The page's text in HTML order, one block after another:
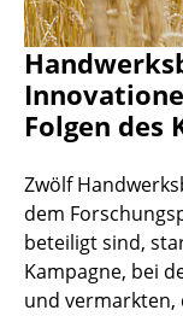
Folgen des
Zwölf
dem
beteiligt sind,
Kampagne, bei
und vermarkten,